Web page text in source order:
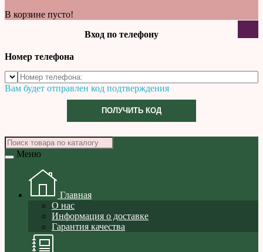
В корзине пусто!
Вход по телефону
Номер телефона
Вам будет отправлен код подтверждения
ПОЛУЧИТЬ КОД
Меню
Главная
О нас
Информация о доставке
Гарантия качества